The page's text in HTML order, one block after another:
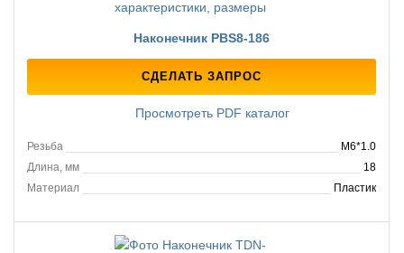
Наконечник PBS8-186
СДЕЛАТЬ ЗАПРОС
Просмотреть PDF каталог
Резьба
M6*1.0
Длина, мм
18
Материал
Пластик